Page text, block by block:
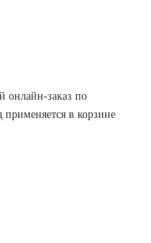
онлайн-заказ по
в корзине